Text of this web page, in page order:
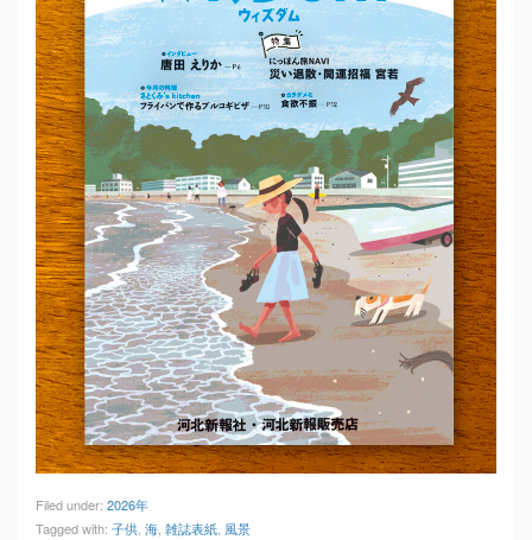
Filed under: 2026年
Tagged with: 子供, 海, 雑誌表紙, 風景